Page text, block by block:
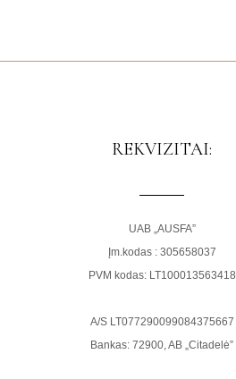
REKVIZITAI:
UAB „AUSFA”
Įm.kodas : 305658037
PVM kodas: LT100013563418
A/S LT077290099084375667
Bankas: 72900, AB „Citadelė”